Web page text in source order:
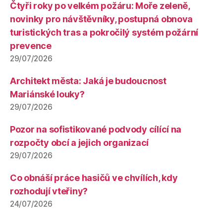
Čtyři roky po velkém požáru: Moře zeleně,
novinky pro návštěvníky, postupná obnova
turistických tras a pokročilý systém požární
prevence
29/07/2026
Architekt města: Jaká je budoucnost
Mariánské louky?
29/07/2026
Pozor na sofistikované podvody cílící na
rozpočty obcí a jejich organizací
29/07/2026
Co obnáší práce hasičů ve chvílích, kdy
rozhodují vteřiny?
24/07/2026